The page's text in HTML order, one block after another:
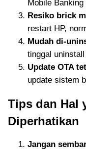
Mobile
Resiko brick
restart HP,
Mudah di-
tinggal
Update OTA
update sistem
Tips dan Hal
Diperhatikan
Jangan